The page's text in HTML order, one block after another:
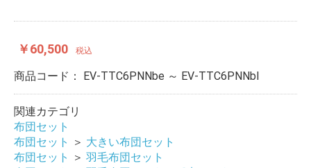
￥60,500 税込
商品コード： EV-TTC6PNNbe ～ EV-TTC6PNNbl
関連カテゴリ
布団セット
布団セット
＞ 大きい布団セット
布団セット
＞ 羽毛布団セット